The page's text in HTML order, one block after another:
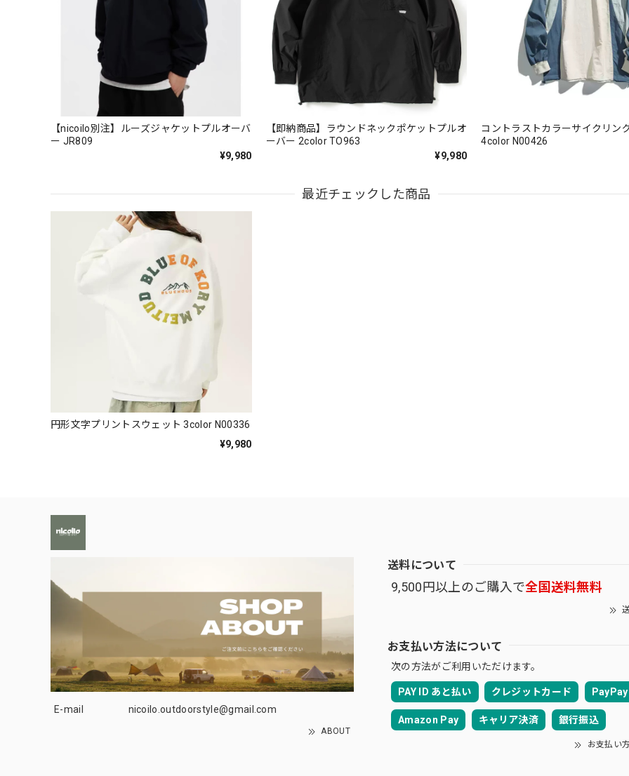
【nicoilo別注】ルーズジャケットプルオーバ
ー JR809
¥9,980
【即納商品】ラウンドネックポケットプルオ
ーバー 2color TO963
¥9,980
コントラストカラーサイクリン
4color N00426
最近チェックした商品
円形文字プリントスウェット 3color N00336
¥9,980
E-mail nicoilo.outdoorstyle@gmail.com
ABOUT
送料について
9,500円以上のご購入で全国送料無料
お支払い方法について
次の方法がご利用いただけます。
PAY ID あと払い クレジットカード PayPay
Amazon Pay キャリア決済 銀行振込
お支払い